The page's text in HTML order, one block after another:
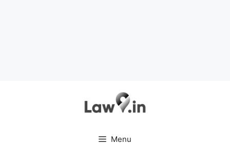
Menu